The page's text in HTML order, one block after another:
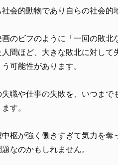
会的動物であり自らの社会的
のビフのように「一回の敗
間ほど、大きな敗北に対し
可能性があります。
職や仕事の失敗を、いつま
す。
枢が強く働きすぎて気力を
なのかもしれません。